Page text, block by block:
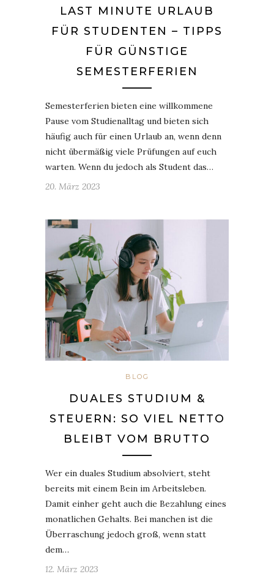
LAST MINUTE URLAUB
FÜR STUDENTEN – TIPPS
FÜR GÜNSTIGE
SEMESTERFERIEN
Semesterferien bieten eine willkommene
Pause vom Studienalltag und bieten sich
häufig auch für einen Urlaub an, wenn denn
nicht übermäßig viele Prüfungen auf euch
warten. Wenn du jedoch als Student das…
20. März 2023
BLOG
DUALES STUDIUM &
STEUERN: SO VIEL NETTO
BLEIBT VOM BRUTTO
Wer ein duales Studium absolviert, steht
bereits mit einem Bein im Arbeitsleben.
Damit einher geht auch die Bezahlung eines
monatlichen Gehalts. Bei manchen ist die
Überraschung jedoch groß, wenn statt
dem…
12. März 2023